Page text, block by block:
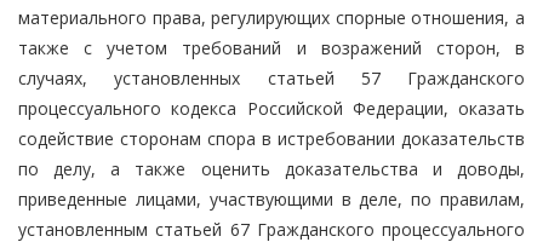
материального права, регулирующих спорные отношения, а
также с учетом требований и возражений сторон, в
случаях, установленных статьей 57 Гражданского
процессуального кодекса Российской Федерации, оказать
содействие сторонам спора в истребовании доказательств
по делу, а также оценить доказательства и доводы,
приведенные лицами, участвующими в деле, по правилам,
установленным статьей 67 Гражданского процессуального